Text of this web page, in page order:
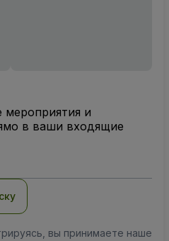
мероприятия и
в ваши входящие
вы принимаете наше